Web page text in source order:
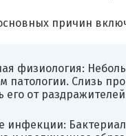
причин
физиология:
патологии. Слизь
от
инфекции: